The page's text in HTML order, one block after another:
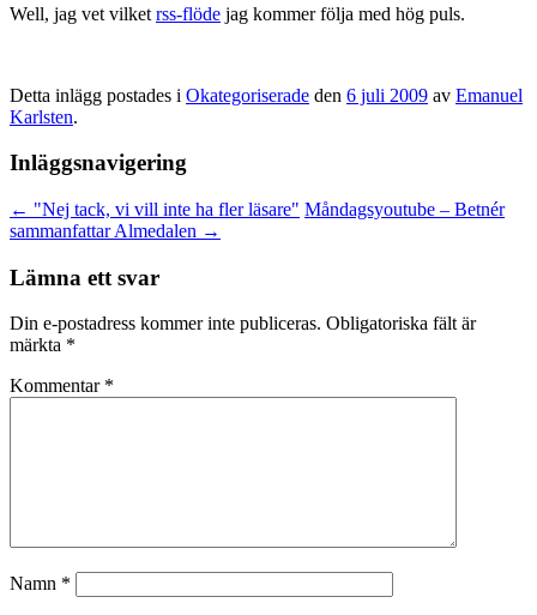
Well, jag vet vilket rss-flöde jag kommer följa med hög puls.
Detta inlägg postades i Okategoriserade den 6 juli 2009 av Emanuel
Karlsten.
Inläggsnavigering
← "Nej tack, vi vill inte ha fler läsare" Måndagsyoutube – Betnér
sammanfattar Almedalen →
Lämna ett svar
Din e-postadress kommer inte publiceras. Obligatoriska fält är
märkta *
Kommentar *
Namn *